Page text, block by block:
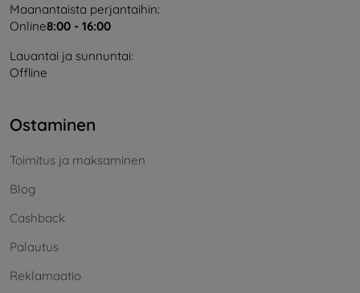
Maanantaista perjantaihin:
Online8:00 - 16:00
Lauantai ja sunnuntai:
Offline
Ostaminen
Toimitus ja maksaminen
Blog
Cashback
Palautus
Reklamaatio